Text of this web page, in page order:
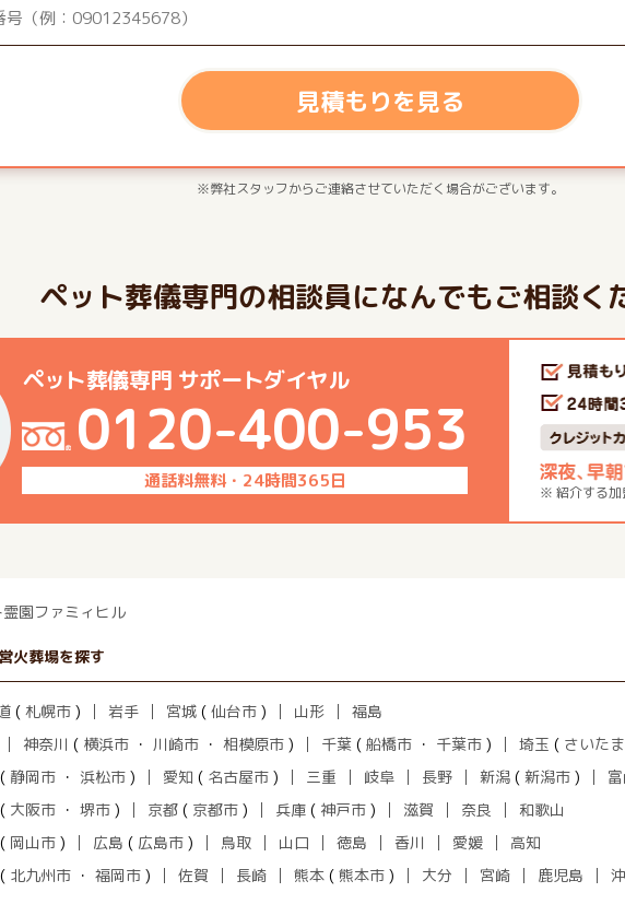
見積もりを見る
※弊社スタッフからご連絡させていただく場合がございます。
ペット葬儀専門の相談員になんでもご相談く
ペット葬儀専門 サポートダイヤル
0120-400-953
通話料無料・24時間365日
※ 紹介する加
園ファミィヒル
火葬場を探す
( 札幌市 ) 岩手 宮城 ( 仙台市 ) 山形
福島
神奈川 ( 横浜市 ・ 川崎市 ・ 相模原市 ) 千葉 ( 船橋市 ・ 千葉市 ) 埼玉 ( さいた
( 静岡市 ・ 浜松市 ) 愛知 ( 名古屋市 ) 三重 岐阜 長野 新潟 ( 新潟市 )
( 大阪市 ・ 堺市 ) 京都 ( 京都市 ) 兵庫 ( 神戸市 ) 滋賀 奈良
和歌山
( 岡山市 ) 広島 ( 広島市 ) 鳥取 山口 徳島 香川 愛媛
高知
( 北九州市 ・ 福岡市 ) 佐賀 長崎 熊本 ( 熊本市 ) 大分 宮崎 鹿児島